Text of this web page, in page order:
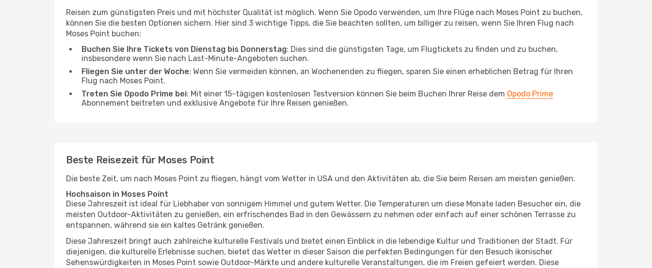
Reisen zum günstigsten Preis und mit höchster Qualität ist möglich. Wenn Sie Opodo verwenden, um Ihre Flüge nach Moses Point zu buchen,
können Sie die besten Optionen sichern. Hier sind 3 wichtige Tipps, die Sie beachten sollten, um billiger zu reisen, wenn Sie Ihren Flug nach
Moses Point buchen:
Buchen Sie Ihre Tickets von Dienstag bis Donnerstag: Dies sind die günstigsten Tage, um Flugtickets zu finden und zu buchen,
insbesondere wenn Sie nach Last-Minute-Angeboten suchen.
Fliegen Sie unter der Woche: Wenn Sie vermeiden können, an Wochenenden zu fliegen, sparen Sie einen erheblichen Betrag für Ihren
Flug nach Moses Point.
Treten Sie Opodo Prime bei: Mit einer 15-tägigen kostenlosen Testversion können Sie beim Buchen Ihrer Reise dem Opodo Prime
Abonnement beitreten und exklusive Angebote für Ihre Reisen genießen.
Beste Reisezeit für Moses Point
Die beste Zeit, um nach Moses Point zu fliegen, hängt vom Wetter in USA und den Aktivitäten ab, die Sie beim Reisen am meisten genießen.
Hochsaison in Moses Point
Diese Jahreszeit ist ideal für Liebhaber von sonnigem Himmel und gutem Wetter. Die Temperaturen um diese Monate laden Besucher ein, die
meisten Outdoor-Aktivitäten zu genießen, ein erfrischendes Bad in den Gewässern zu nehmen oder einfach auf einer schönen Terrasse zu
entspannen, während sie ein kaltes Getränk genießen.
Diese Jahreszeit bringt auch zahlreiche kulturelle Festivals und bietet einen Einblick in die lebendige Kultur und Traditionen der Stadt. Für
diejenigen, die kulturelle Erlebnisse suchen, bietet das Wetter in dieser Saison die perfekten Bedingungen für den Besuch ikonischer
Sehenswürdigkeiten in Moses Point sowie Outdoor-Märkte und andere kulturelle Veranstaltungen, die im Freien gefeiert werden. Diese